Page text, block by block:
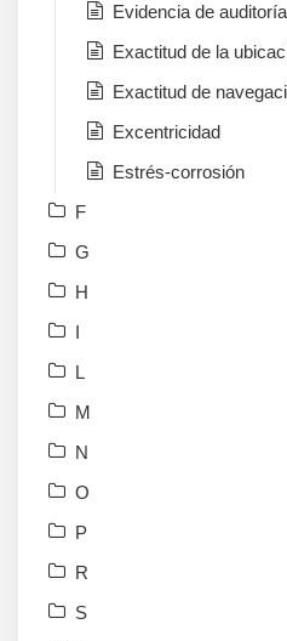
Evidencia de auditoría
Exactitud de la
Exactitud de
Excentricidad
Estrés-corrosión
F
G
H
I
L
M
N
O
P
R
S